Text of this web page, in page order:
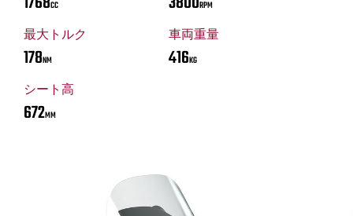
CC RPM
最大トルク
178NM
車両重量
416KG
シート高
672MM